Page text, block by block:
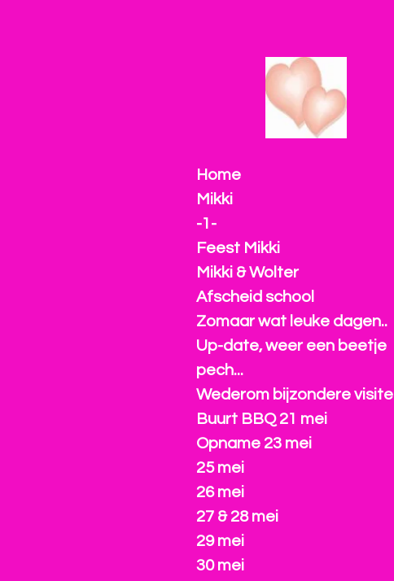
Home
Mikki
-1-
Feest Mikki
Mikki & Wolter
Afscheid school
Zomaar wat leuke dagen..
Up-date, weer een beetje
pech...
Wederom bijzondere visite
Buurt BBQ 21 mei
Opname 23 mei
25 mei
26 mei
27 & 28 mei
29 mei
30 mei